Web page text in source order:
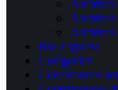
Archives
Archives
Archives
Bio Express
Catégories
Conférences